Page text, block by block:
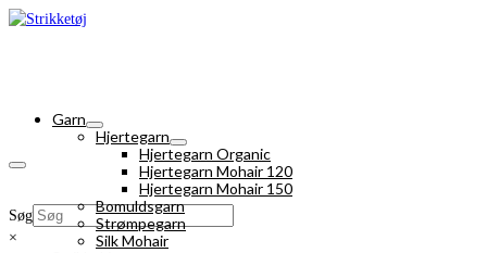
Søg
×
Garn
Hjertegarn
Hjertegarn Organic
Hjertegarn Mohair 120
Hjertegarn Mohair 150
Bomuldsgarn
Strømpegarn
Silk Mohair